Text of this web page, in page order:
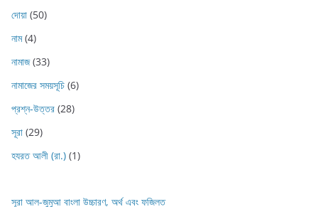
দোয়া (50)
নাম(4)
নামাজ(33)
নামাজের সময়সূচি (6)
প্রশ্ন-উত্তর (28)
সূরা (29)
হযরত আলী (রা.) (1)
সূরা আল-জুমুআ বাংলা উচ্চারণ, অর্থ এবং ফজিলত